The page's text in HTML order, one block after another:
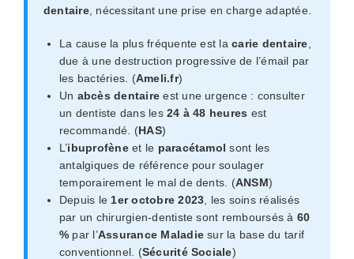
dentaire, nécessitant une prise en charge adaptée.
La cause la plus fréquente est lacarie dentaire
due à une destruction progressive de l’émail par
les bactéries. (Ameli.fr)
Un abcès dentaire est une urgence : consulter
un dentiste dans les24 à 48 heures est
recommandé. (HAS)
L’ibuprofèneet le paracétamol sont les
antalgiques de référence pour soulager
temporairement le mal de dents. (ANSM)
Depuis le 1er octobre 2023 , les soins réalisés
par un chirurgien-dentiste sont remboursés à 60
% par l’Assurance Maladie sur la base du tarif
conventionnel. (Sécurité Sociale)